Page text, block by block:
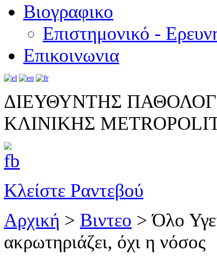
Βιογραφικο
Επιστημονικό -
Επικοινωνια
ΔΙΕΥΘΥΝΤΗΣ
ΚΛΙΝΙΚΗΣ
Κλείστε Ραντεβού
Αρχική > Βιντεο >Όλο
ακρωτηριάζει, όχι η νόσος